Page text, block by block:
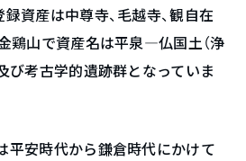
資産は中尊寺、毛越寺、観自在
鶏山で資産名は平泉―仏国土（浄
び考古学的遺跡群となっていま
平安時代から鎌倉時代にかけて